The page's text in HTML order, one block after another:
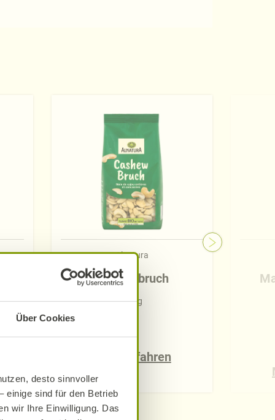
Über Cookies
desto sinnvoller
einige sind für den Betrieb
wir Ihre Einwilligung. Das
Alnatura
Cashewbruch
300 g
Mehr erfahren